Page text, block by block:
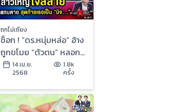
ถกไม่เถียง
ช็อก ! “ดร.หนุ่มหล่อ” อ้าง
ถูกขโมย “ตัวตน” หลอก
รักสาวใหญ่ ทั่วแผ่นดิน
14 เม.ย.
2568
1.8k
ครั้ง